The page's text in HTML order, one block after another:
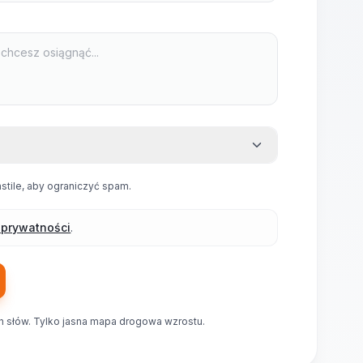
aby ograniczyć spam.
.
Tylko jasna mapa drogowa wzrostu.